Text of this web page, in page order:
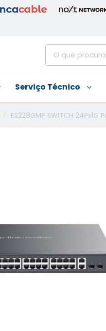
Serviço Técnico
ES228GMP SWITCH 24Px1G